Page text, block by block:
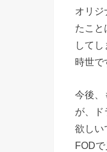
オリジ
たこと
して
時世で
今後、
が、ド
欲しい
FOD